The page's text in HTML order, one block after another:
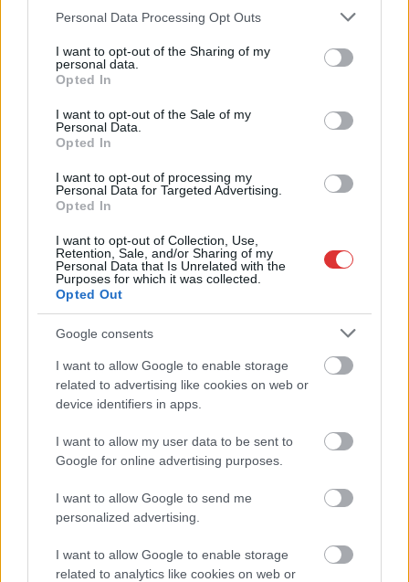
Please note that this website/app uses one or more Google
not limited to your visit or usage behaviour. You may click to
grant or deny consent to Google and its third-party tags to
use your data for below specified purposes in below Google
consent section.
Personal Data Processing Opt Outs
I want to opt-out of the Sharing of my
personal data.
Opted In
I want to opt-out of the Sale of my
Personal Data.
Opted In
I want to opt-out of processing my
Personal Data for Targeted Advertising.
Opted In
I want to opt-out of Collection, Use,
Retention, Sale, and/or Sharing of my
Personal Data that Is Unrelated with the
Purposes for which it was collected.
Opted Out
Google consents
I want to allow Google to enable storage
related to advertising like cookies on web or
device identifiers in apps.
I want to allow my user data to be sent to
Google for online advertising purposes.
I want to allow Google to send me
personalized advertising.
I want to allow Google to enable storage
related to analytics like cookies on web or
2026.08.07. Kiss Lajos
Elromlott a biztosítóberendezés a ceglédi
vasútvonalon, alapos késések alakultak ki a
Napok óta tart a rendkívüli kánikula, a biztosítóberendezés
pedig újra megadta magát a ceglédi vonalon, így...